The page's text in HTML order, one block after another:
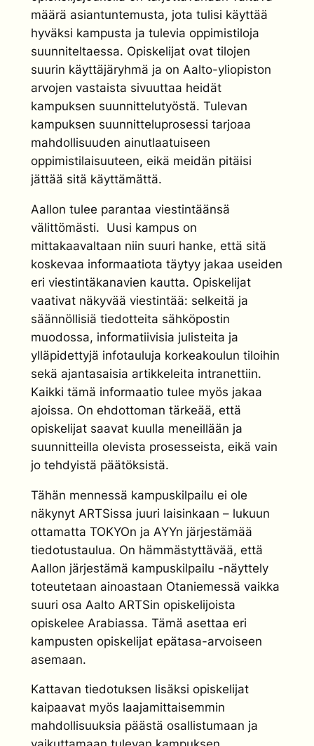
määrä asiantuntemusta, jota tulisi käyttää
hyväksi kampusta ja tulevia oppimistiloja
suunniteltaessa. Opiskelijat ovat tilojen
suurin käyttäjäryhmä ja on Aalto-yliopiston
arvojen vastaista sivuuttaa heidät
kampuksen suunnittelutyöstä. Tulevan
kampuksen suunnitteluprosessi tarjoaa
mahdollisuuden ainutlaatuiseen
oppimistilaisuuteen, eikä meidän pitäisi
jättää sitä käyttämättä.
Aallon tulee parantaa viestintäänsä
välittömästi. Uusi kampus on
mittakaavaltaan niin suuri hanke, että sitä
koskevaa informaatiota täytyy jakaa useiden
eri viestintäkanavien kautta. Opiskelijat
vaativat näkyvää viestintää: selkeitä ja
säännöllisiä tiedotteita sähköpostin
muodossa, informatiivisia julisteita ja
ylläpidettyjä infotauluja korkeakoulun tiloihin
sekä ajantasaisia artikkeleita intranettiin.
Kaikki tämä informaatio tulee myös jakaa
ajoissa. On ehdottoman tärkeää, että
opiskelijat saavat kuulla meneillään ja
suunnitteilla olevista prosesseista, eikä vain
jo tehdyistä päätöksistä.
Tähän mennessä kampuskilpailu ei ole
näkynyt ARTSissa juuri laisinkaan – lukuun
ottamatta TOKYOn ja AYYn järjestämää
tiedotustaulua. On hämmästyttävää, että
Aallon järjestämä kampuskilpailu -näyttely
toteutetaan ainoastaan Otaniemessä vaikka
suuri osa Aalto ARTSin opiskelijoista
opiskelee Arabiassa. Tämä asettaa eri
kampusten opiskelijat epätasa-arvoiseen
asemaan.
Kattavan tiedotuksen lisäksi opiskelijat
kaipaavat myös laajamittaisemmin
mahdollisuuksia päästä osallistumaan ja